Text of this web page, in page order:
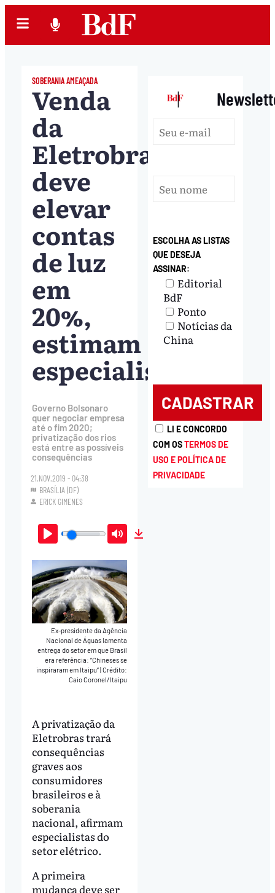
SOBERANIA AMEAÇADA
Venda
da
Eletrobras
deve
elevar
contas
de luz
em
20%,
estimam
especialistas
Governo Bolsonaro
quer negociar empresa
até o fim 2020;
privatização dos rios
está entre as possíveis
consequências
21.NOV.2019 - 04:38
BRASÍLIA (DF)
ERICK GIMENES
Play Mute
Ex-presidente da Agência
Nacional de Águas lamenta
entrega do setor em que Brasil
era referência: “Chineses se
inspiraram em Itaipu” Crédito:
Caio Coronel/Itaipu
A privatização da
Eletrobras trará
consequências
graves aos
consumidores
brasileiros e à
soberania
nacional, afirmam
especialistas do
setor elétrico.
A primeira
mudança deve ser
|
ESCOLHA AS LISTAS
QUE DESEJA
ASSINAR:
Editorial
BdF
Ponto
Notícias da
China
LI E CONCORDO
COM OSTERMOS DE
USO E POLÍTICA DE
PRIVACIDADE